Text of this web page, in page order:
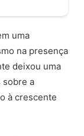
uma
na presença
deixou uma
sobre a
à crescente